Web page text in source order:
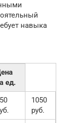
навыка
ед.
1050
руб.